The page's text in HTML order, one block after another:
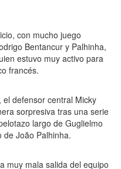
con mucho juego
Bentancur y Palhinha,
estuvo muy activo para
francés.
defensor central Micky
sorpresiva tras una serie
largo de Guglielmo
de João Palhinha.
muy mala salida del equipo